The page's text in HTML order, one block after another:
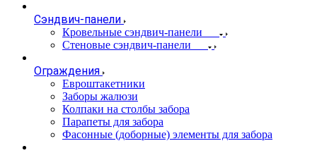
Сэндвич-панели
Кровельные сэндвич-панели
Стеновые сэндвич-панели
Ограждения
Евроштакетники
Заборы жалюзи
Колпаки на столбы забора
Парапеты для забора
Фасонные (доборные) элементы для забора